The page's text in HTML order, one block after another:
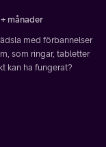
månader
med förbannelser
som ringar, tabletter
kan ha fungerat?